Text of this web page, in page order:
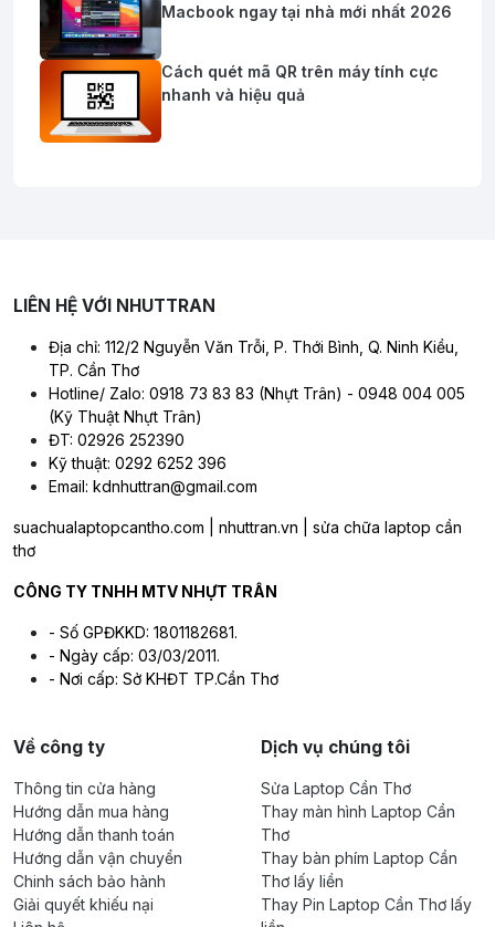
Macbook ngay tại nhà mới nhất 2026
Cách quét mã QR trên máy tính cực
nhanh và hiệu quả
LIÊN HỆ VỚI NHUTTRAN
Địa chỉ: 112/2 Nguyễn Văn Trỗi, P. Thới Bình, Q. Ninh Kiều,
TP. Cần Thơ
Hotline/ Zalo: 0918 73 83 83 (Nhựt Trân) - 0948 004 005
(Kỹ Thuật Nhựt Trân)
ĐT: 02926 252390
Kỹ thuật: 0292 6252 396
Email: kdnhuttran@gmail.com
suachualaptopcantho.com | nhuttran.vn | sửa chữa laptop cần
thơ
CÔNG TY TNHH MTV NHỰT TRÂN
- Số GPĐKKD: 1801182681.
- Ngày cấp: 03/03/2011.
- Nơi cấp: Sở KHĐT TP.Cần Thơ
Về công ty
Thông tin cửa hàng
Hướng dẫn mua hàng
Hướng dẫn thanh toán
Hướng dẫn vận chuyển
Chinh sách bảo hành
Giải quyết khiếu nại
Dịch vụ chúng tôi
Sửa Laptop Cần Thơ
Thay màn hình Laptop Cần
Thơ
Thay bàn phím Laptop Cần
Thơ lấy liền
Thay Pin Laptop Cần Thơ lấy